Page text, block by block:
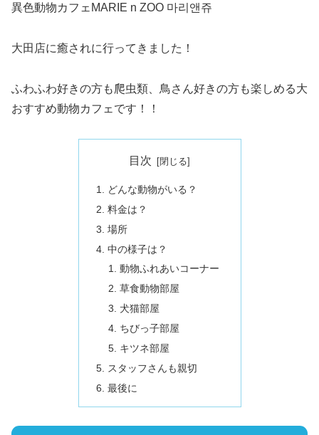
異色動物カフェMARIE n ZOO 마리앤쥬
大田店に癒されに行ってきました！
ふわふわ好きの方も爬虫類、鳥さん好きの方も楽しめる大
おすすめ動物カフェです！！
目次
どんな動物がいる？
料金は？
場所
中の様子は？
動物ふれあいコーナー
草食動物部屋
犬猫部屋
ちびっ子部屋
キツネ部屋
スタッフさんも親切
最後に